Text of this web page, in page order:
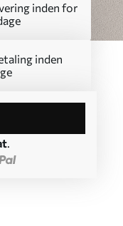
inden for
inden
.